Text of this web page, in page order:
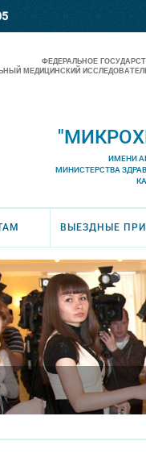
ФЕДЕРАЛЬНОЕ
МЕДИЦИНСКИЙ
ИМЕНИ
МИНИСТЕРСТВА
ВЫЕЗДНЫЕ